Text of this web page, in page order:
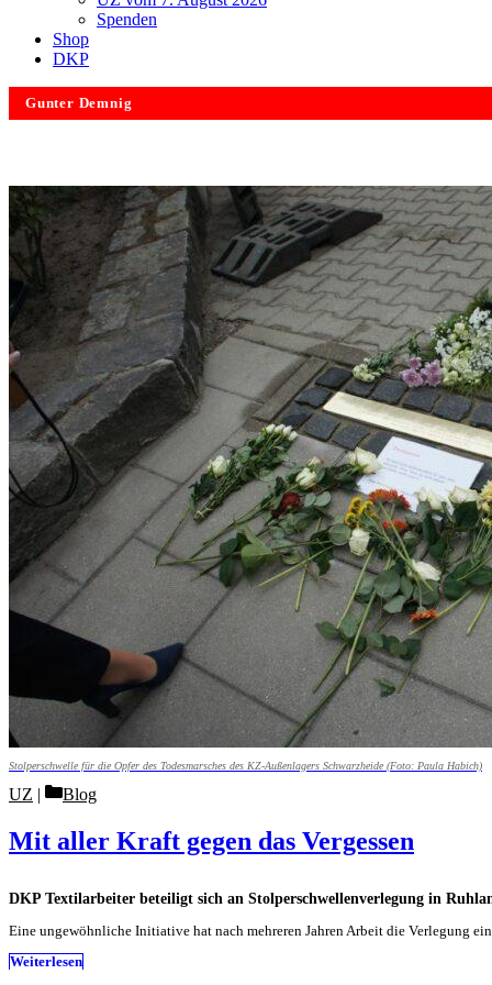
Spenden
Shop
DKP
Gunter Demnig
Stolperschwelle für die Opfer des Todesmarsches des KZ-Außenlagers Schwarzheide (Foto: Paula Habich)
DKP Textilarbeiter beteiligt sich an Stolperschwellenverlegung in
Mit aller Kraft gegen das Vergessen
UZ Categories
Blog
Eine ungewöhnliche Initiative hat nach mehreren Jahren Arbeit die Verlegung
Weiterlesen